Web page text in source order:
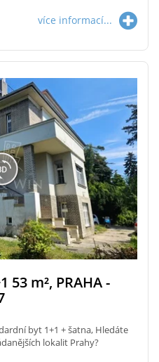
více informací...
53 m², PRAHA -
byt 1+1 + šatna, Hledáte
lokalit Prahy?